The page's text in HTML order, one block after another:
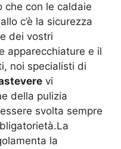
che con le caldaie
c’è la sicurezza
dei vostri
apparecchiature e il
noi specialisti di
vi
della pulizia
svolta sempre
la